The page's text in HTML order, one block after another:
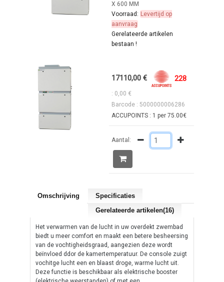
X 600 MM
Voorraad: Levertijd op
aanvraag
Gerelateerde artikelen
bestaan !
17110,00 € 228
: 0,00 €
Barcode : 5000000006286
ACCUPOINTS : 1 per 75.00€
Aantal:
Omschrijving
Specificaties
Gerelateerde artikelen(16)
Het verwarmen van de lucht in uw overdekt zwembad
biedt u meer comfort en maakt een betere besheersing
van de vochtigheidsgraad, aangezien deze wordt
beïnvloed ddor de kamertemperatuur. De console zuigt
vochitge lucht een en blaast droge, warme lucht uit.
Deze functie is beschikbaar als elektrische booster